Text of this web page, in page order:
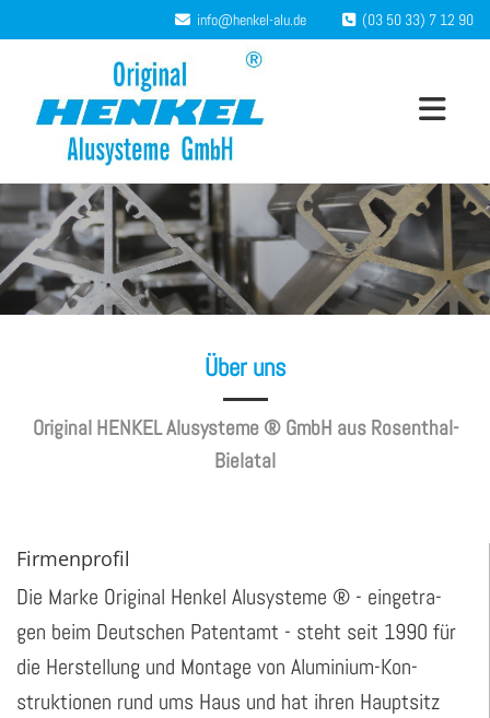
 info@henkel-alu.de  (03 50 33) 7 12 90
Über uns
Original HENKEL Alusysteme ® GmbH aus Rosenthal-
Bielatal
Firmenprofil
Die Marke Ori­gi­nal Hen­kel Alu­sys­te­me ® - ein­ge­tra­
gen beim Deut­schen Pa­tent­amt - steht seit 1990 für
die Her­stel­lung und Mon­ta­ge von Alu­mi­ni­um-Kon­
struk­tio­nen rund ums Haus und hat ihren Haupt­sitz